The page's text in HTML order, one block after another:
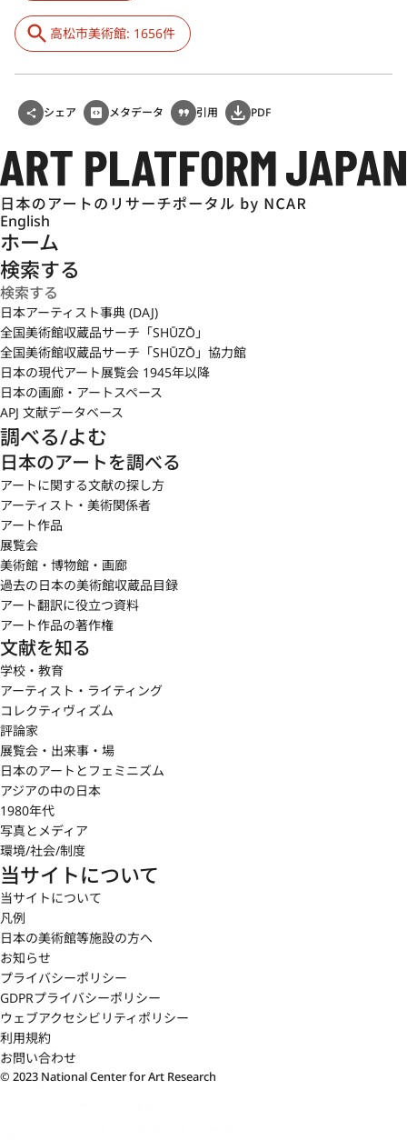
高松市美術館: 1656件
シェア メタデータ 引用 PDF
English
ホーム
検索する
日本アーティスト事典 (DAJ)
全国美術館収蔵品サーチ「SHŪZŌ」
全国美術館収蔵品サーチ「SHŪZŌ」協力館
日本の現代アート展覧会 1945年以降
日本の画廊・アートスペース
APJ 文献データベース
調べる/よむ
日本のアートを調べる
アートに関する文献の探し方
アーティスト・美術関係者
アート作品
展覧会
美術館・博物館・画廊
過去の日本の美術館収蔵品目録
アート翻訳に役立つ資料
アート作品の著作権
文献を知る
学校・教育
アーティスト・ライティング
コレクティヴィズム
評論家
展覧会・出来事・場
日本のアートとフェミニズム
アジアの中の日本
1980年代
写真とメディア
環境/社会/制度
当サイトについて
当サイトについて
凡例
日本の美術館等施設の方へ
お知らせ
プライバシーポリシー
GDPRプライバシーポリシー
ウェブアクセシビリティポリシー
利用規約
お問い合わせ
© 2023 National Center for Art Research